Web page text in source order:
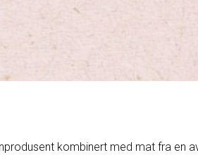
kombinert med mat fra en